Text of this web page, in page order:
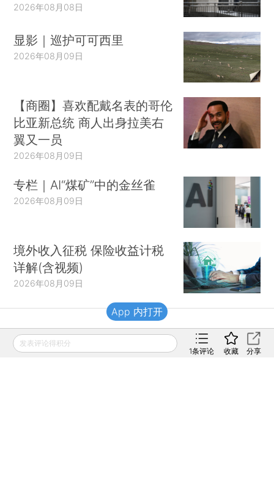
2026年08月08日
显影｜巡护可可西里
2026年08月09日
【商圈】喜欢配戴名表的哥伦
比亚新总统 商人出身拉美右
翼又一员
2026年08月09日
专栏｜AI“煤矿”中的金丝雀
2026年08月09日
境外收入征税 保险收益计税
详解(含视频)
2026年08月09日
财新移动
发表评论得积分
1条评论 收藏 分享
App 内打开